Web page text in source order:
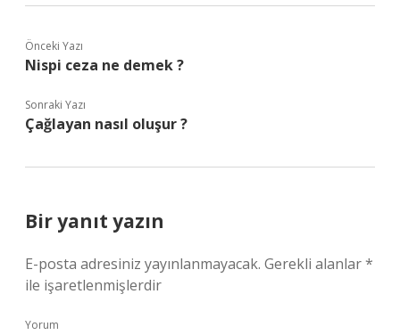
Önceki Yazı
Nispi ceza ne demek ?
Sonraki Yazı
Çağlayan nasıl oluşur ?
Bir yanıt yazın
E-posta adresiniz yayınlanmayacak. Gerekli alanlar*
ile işaretlenmişlerdir
Yorum